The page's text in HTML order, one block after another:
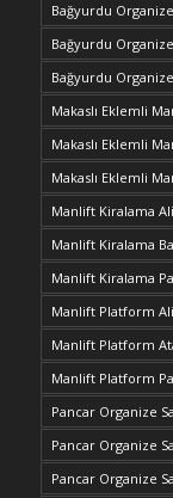
Bağyurdu
Bağyurdu
Bağyurdu
Makaslı Eklemli
Makaslı Eklemli
Makaslı Eklemli
Manlift Kiralama
Manlift Kiralama
Manlift Kiralama
Manlift Platform
Manlift Platform
Manlift Platform
Pancar Organize
Pancar Organize
Pancar Organize